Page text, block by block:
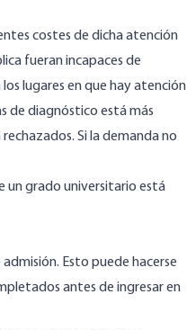
costes de dicha atención
fueran incapaces de
lugares en que hay atención
de diagnóstico está más
rechazados. Si la demanda no
un grado universitario está
Esto puede hacerse
antes de ingresar en